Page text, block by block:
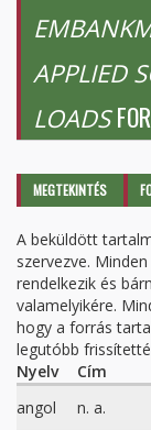
APPLIED
LOADS
Elsődleges
MEGTEKINTÉS
A beküldött
szervezve.
rendelkezik és
valamelyikére.
hogy a forrás
legutóbb
Nyelv
Cím
angol
n. a.